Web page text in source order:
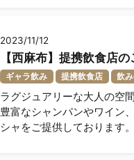
2023/11/12
【西麻布】提携飲食店
ギャラ飲み 提携飲食店 飲
ラグジュアリーな大人の空
豊富なシャンパンやワイン
シャをご提供しております